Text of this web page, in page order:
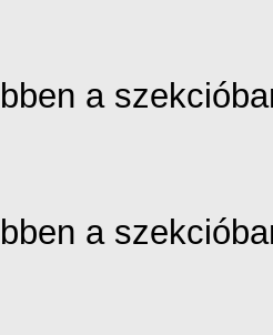
a
a